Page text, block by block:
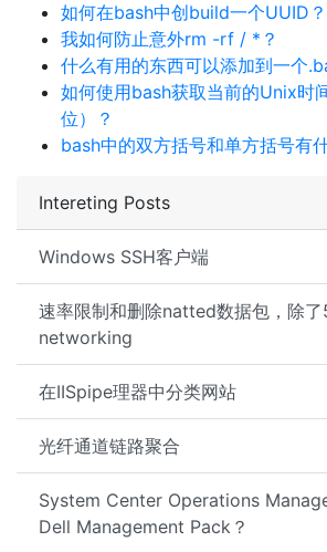
Intereting Posts
Windows SSH客户端
速率限制和删除natted数据包，除
networking
在IISpipe理器中分类网站
光纤通道链路聚合
System Center Operations
Dell Management Pack？
如何在bash中创build一个UUID？
我如何防止意外rm -rf / *？
什么有用的东西可以添加到一个
如何使用bash获取当前的Unix时
位）？
bash中的双方括号和单方括号有